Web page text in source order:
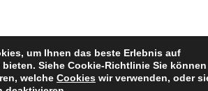
um Ihnen das beste Erlebnis auf
bieten. Siehe Cookie-Richtlinie Sie können
welche Cookies wir verwenden, oder